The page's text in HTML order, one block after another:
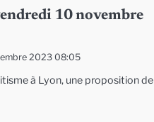
10 novembre
2023 08:05
à Lyon, une proposition de